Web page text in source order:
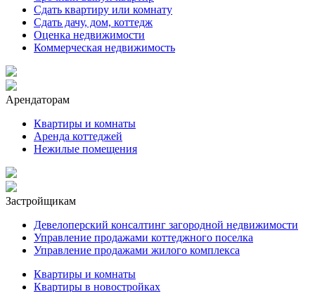
Сдать квартиру или комнату
Сдать дачу, дом, коттедж
Оценка недвижимости
Коммерческая недвижимость
Арендаторам
Квартиры и комнаты
Аренда коттеджей
Нежилые помещения
Застройщикам
Девелоперский консалтинг загородной недвижимости
Управление продажами коттеджного поселка
Управление продажами жилого комплекса
Квартиры и комнаты
Квартиры в новостройках